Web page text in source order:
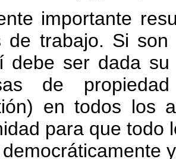
importante
de trabajo. Si
debe ser dada
de
en todos los
para que todo